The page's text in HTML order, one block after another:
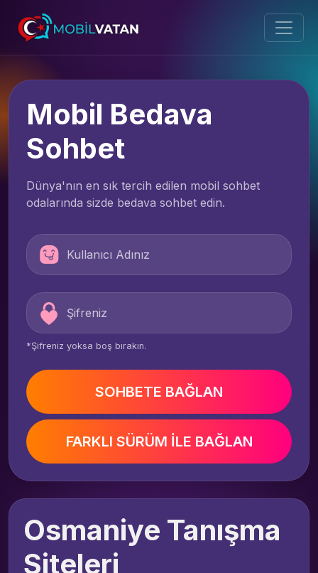
Mobil Bedava
Sohbet
Dünya'nın en sık tercih edilen mobil sohbet
odalarında sizde bedava sohbet edin.
*Şifreniz yoksa boş bırakın.
SOHBETE BAĞLAN
FARKLI SÜRÜM İLE BAĞLAN
Osmaniye Tanışma
Siteleri